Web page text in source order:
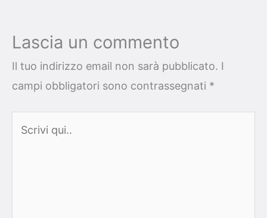
Lascia un commento
Il tuo indirizzo email non sarà pubblicato. I
campi obbligatori sono contrassegnati *